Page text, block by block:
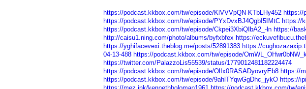
https://podcast.kkbox.com/tw/episode/KlVVVpQN-KTbLHy452 https://
https://podcast.kkbox.com/tw/episode/PYxDvxBJ4QgbI5IMtC https://
https://podcast.kkbox.com/tw/episode/Ckpei3XbiQIbA2_-ln https://
http://caisu1.ning.com/photo/albums/byfxbfex https://
https://yghifacevexi.theblog.me/posts/52891383 https://
04-13-488 https://podcast.kkbox.com/tw/episode/
https://twitter.com/PalazzoLis55539/status/1779012481182224474
https://podcast.kkbox.com/tw/episode/OlIx0RASADyovryEb8 https://
https://podcast.kkbox.com/tw/episode/9ahlTYqwGgDhc_jykO https://